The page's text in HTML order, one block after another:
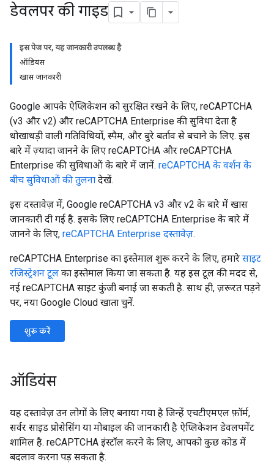
डेवलपर की गाइड
इस पेज पर, यह जानकारी उपलब्ध है
ऑडियंस
खास जानकारी
Google आपके ऐप्लिकेशन को सुरक्षित रखने के लिए, reCAPTCHA
(v3 और v2) और reCAPTCHA Enterprise की सुविधा देता है
धोखाधड़ी वाली गतिविधियों, स्पैम, और बुरे बर्ताव से बचाने के लिए. इस
बारे में ज़्यादा जानने के लिए reCAPTCHA और reCAPTCHA
Enterprise की सुविधाओं के बारे में जानें. reCAPTCHA के वर्शन के
बीच सुविधाओं की तुलना देखें.
इस दस्तावेज़ में, Google reCAPTCHA v3 और v2 के बारे में खास
जानकारी दी गई है. इसके लिए reCAPTCHA Enterprise के बारे में
जानने के लिए, reCAPTCHA Enterprise दस्तावेज़.
reCAPTCHA Enterprise का इस्तेमाल शुरू करने के लिए, हमारे साइट
रजिस्ट्रेशन टूल का इस्तेमाल किया जा सकता है. यह इस टूल की मदद से,
नई reCAPTCHA साइट कुंजी बनाई जा सकती है. साथ ही, ज़रूरत पड़ने
पर, नया Google Cloud खाता चुनें.
शुरू करें
ऑडियंस
यह दस्तावेज़ उन लोगों के लिए बनाया गया है जिन्हें एचटीएमएल फ़ॉर्म,
सर्वर साइड प्रोसेसिंग या मोबाइल की जानकारी है ऐप्लिकेशन डेवलपमेंट
शामिल है. reCAPTCHA इंस्टॉल करने के लिए, आपको कुछ कोड में
बदलाव करना पड़ सकता है.